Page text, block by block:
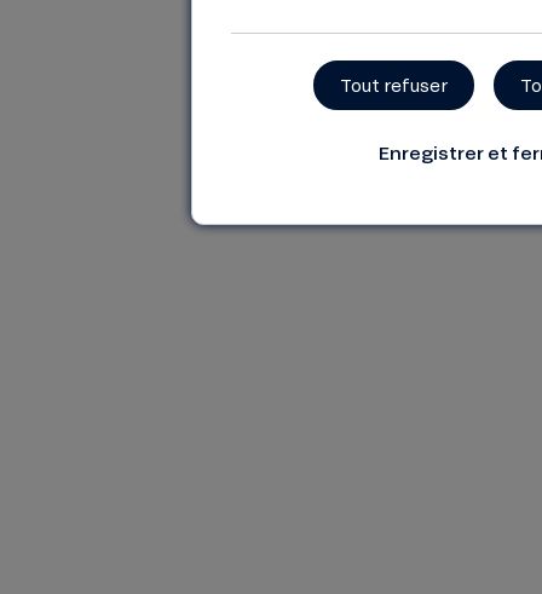
Tout refuser
Enregistrer et